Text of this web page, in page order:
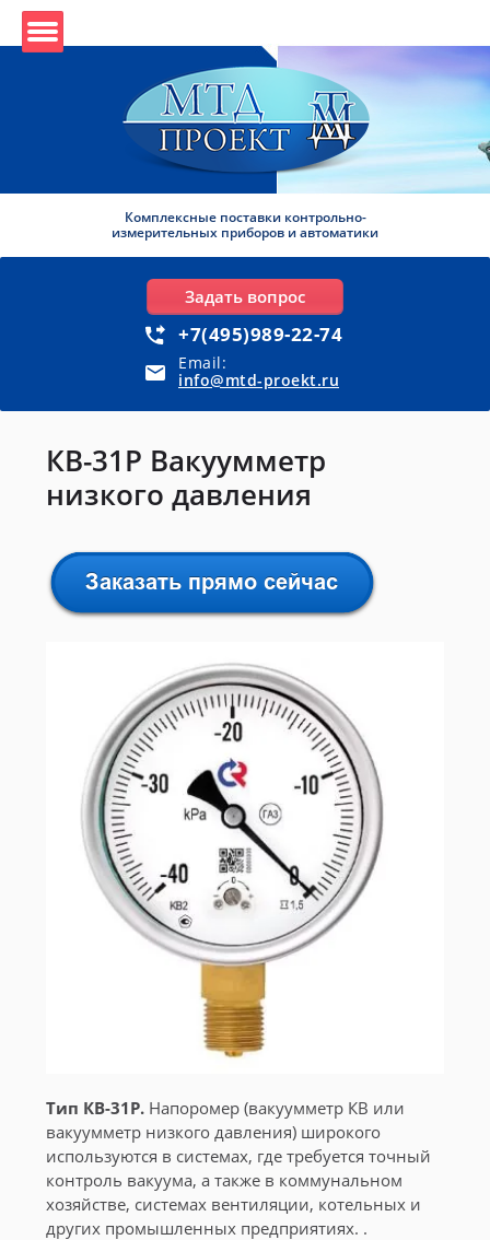
Комплексные поставки контрольно-
измерительных приборов и автоматики
Задать вопрос
+7(495)989-22-74
Email:
info@mtd-proekt.ru
КВ-31Р Вакуумметр
низкого давления
Тип КВ-31Р. Напоромер (вакуумметр КВ или
вакуумметр низкого давления) широкого
используются в системах, где требуется точный
контроль вакуума, а также в коммунальном
хозяйстве, системах вентиляции, котельных и
других промышленных предприятиях. .